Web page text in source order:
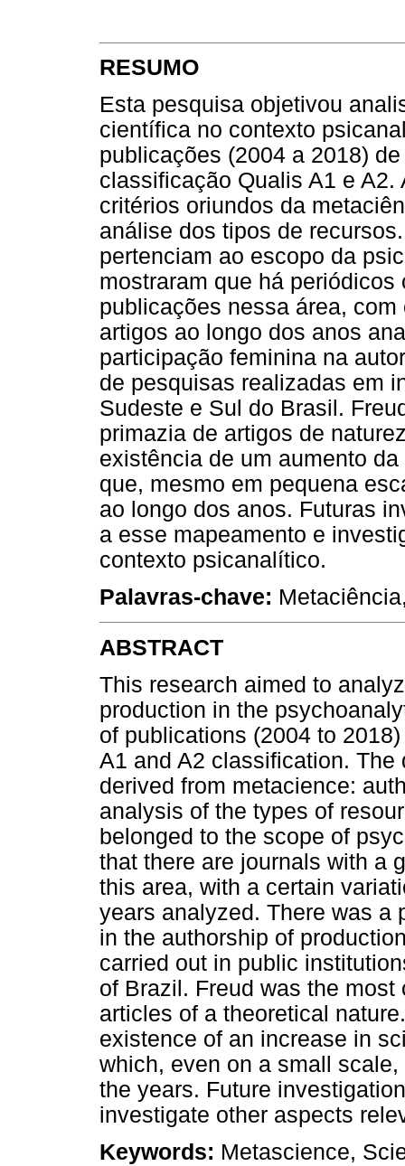
RESUMO
Esta pesquisa objetivou
científica no contexto
publicações (2004 a 2018)
classificação Qualis A1 e
critérios oriundos da
análise dos tipos de
pertenciam ao escopo da
mostraram que há
publicações nessa área,
artigos ao longo dos anos
participação feminina na
de pesquisas realizadas em
Sudeste e Sul do Brasil.
primazia de artigos de
existência de um aumento
que, mesmo em pequena
ao longo dos anos. Futuras
a esse mapeamento e
contexto psicanalítico.
Palavras-chave:
ABSTRACT
This research aimed to
production in the
of publications (2004 to
A1 and A2 classification.
derived from metacience:
analysis of the types of
belonged to the scope of
that there are journals with a
this area, with a certain
years analyzed. There was a
in the authorship of
carried out in public
of Brazil. Freud was the
articles of a theoretical
existence of an increase in
which, even on a small
the years. Future
investigate other aspects
Keywords: Metascience,